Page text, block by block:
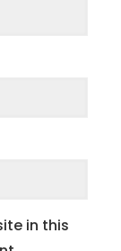
in this